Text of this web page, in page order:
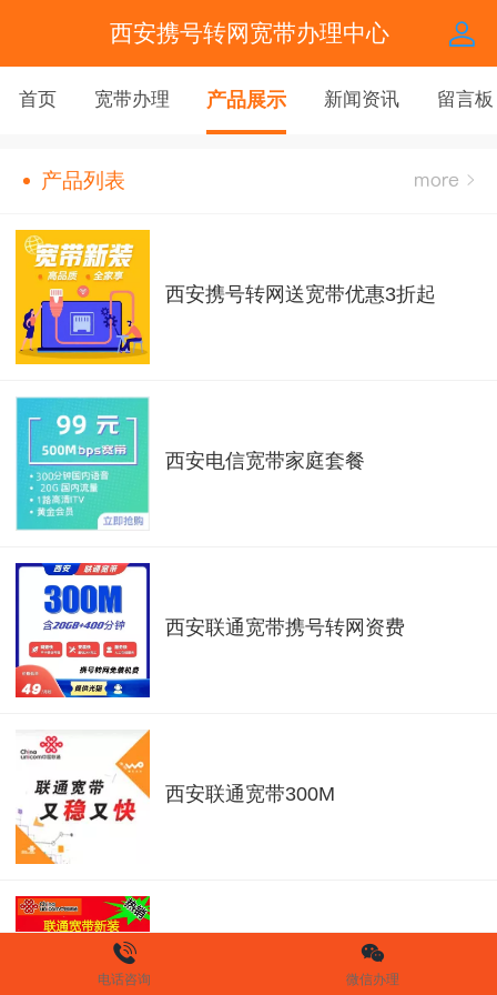
西安携号转网宽带办理中心
首页 宽带办理 产品展示 新闻资讯 留言板
产品列表
西安携号转网送宽带优惠3折起
西安电信宽带家庭套餐
西安联通宽带携号转网资费
西安联通宽带300M
电话咨询 微信办理